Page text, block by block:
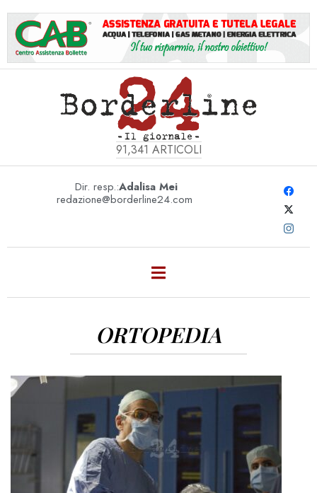
91,341 ARTICOLI
Dir. resp.:Adalisa Mei
redazione@borderline24.com
ORTOPEDIA